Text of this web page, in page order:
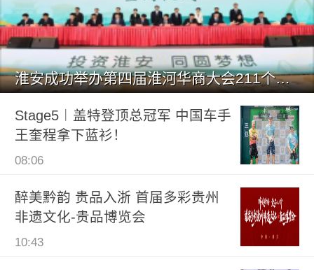
淮安成功举办第四届淮河华商大会211个签约项目 总投资1486.
Stage5︱盖特登顶总冠军 中国车手
王奎程拿下蓝衫！
08:06
醉美黔韵 贵品入浙 首届多彩贵州
非遗文化-贵品博览会
10:43